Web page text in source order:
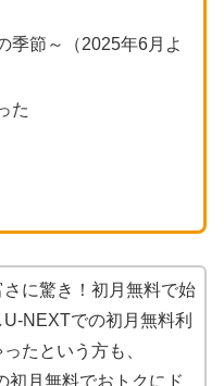
季節～（2025年6月よ
た
さに驚き！初月無料で始
NEXTでの初月無料利
たという方も、
初月無料でおトクにド